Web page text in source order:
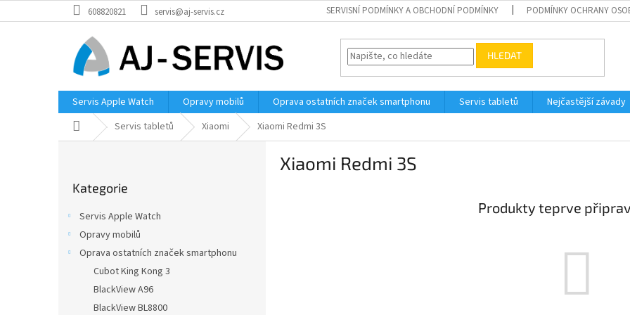
na
608820821 servis@aj-servis.cz SERVISNÍ PODMÍNKY A OBCHODNÍ PODMÍNKY PODMÍNKY OCHRANY
HLEDAT
Servis Apple Watch Opravy mobilů Oprava ostatních značek smartphonu Servis tabletů Nejčastější závady
Domů Servis tabletů Xiaomi Xiaomi Redmi 3S
kategorie
Kategorie
Servis Apple Watch
Opravy mobilů
Oprava ostatních značek smartphonu
Cubot King Kong 3
BlackView A96
BlackView BL8800
Xiaomi Redmi 3S
Produkty teprve